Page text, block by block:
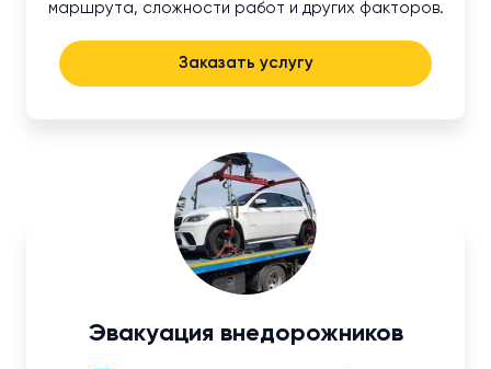
маршрута, сложности работ и других факторов.
Заказать услугу
Эвакуация внедорожников